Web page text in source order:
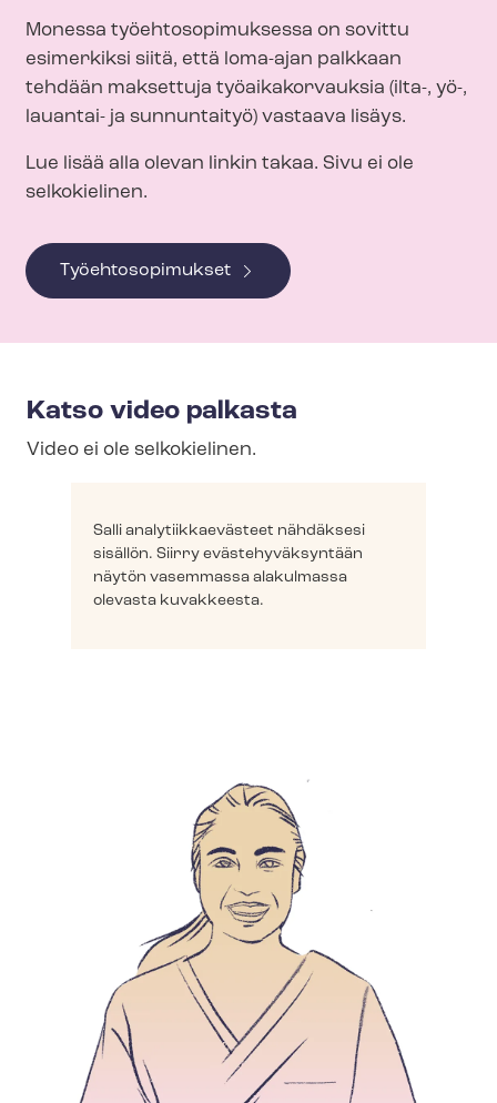
Monessa työ­eh­to­so­pi­muk­ses­sa on sovittu
esimerkiksi siitä, että loma-ajan palkkaan
tehdään maksettuja työaikakorvauksia (ilta-, yö-,
lauantai- ja sunnuntaityö) vastaava lisäys.
Lue lisää alla olevan linkin takaa. Sivu ei ole
selkokielinen.
Työehtosopimukset
Katso video palkasta
Video ei ole selkokielinen.
Salli ana­ly­tiik­kae­väs­teet nähdäksesi
sisällön. Siirry eväs­te­hy­väk­syn­tään
näytön vasemmassa alakulmassa
olevasta kuvakkeesta.